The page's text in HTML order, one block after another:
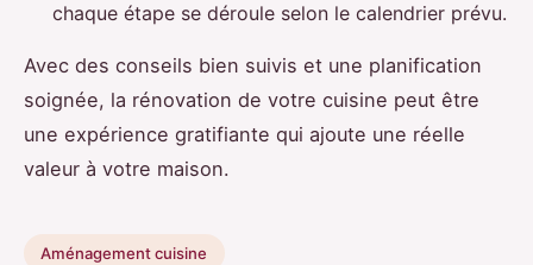
chaque étape se déroule selon le calendrier prévu.
Avec des conseils bien suivis et une planification
soignée, la rénovation de votre cuisine peut être
une expérience gratifiante qui ajoute une réelle
valeur à votre maison.
Aménagement cuisine